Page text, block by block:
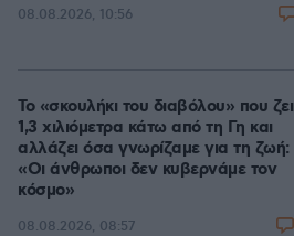
08.08.2026, 10:56
Το «σκουλήκι του διαβόλου» που ζει
1,3 χιλιόμετρα κάτω από τη Γη και
αλλάζει όσα γνωρίζαμε για τη ζωή:
«Οι άνθρωποι δεν κυβερνάμε τον
κόσμο»
08.08.2026, 08:57